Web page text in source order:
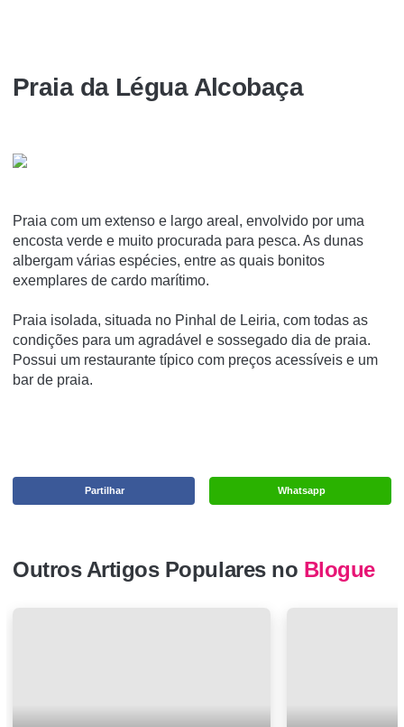
Praia da Légua Alcobaça
Praia com um extenso e largo areal, envolvido por uma
encosta verde e muito procurada para pesca. As dunas
albergam várias espécies, entre as quais bonitos
exemplares de cardo marítimo.
Praia isolada, situada no Pinhal de Leiria, com todas as
condições para um agradável e sossegado dia de praia.
Possui um restaurante típico com preços acessíveis e um
bar de praia.
Whatsapp
Partilhar
Outros Artigos Populares no Blogue